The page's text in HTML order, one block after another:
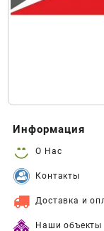
Информация
О Нас
Контакты
Доставка и
Наши объекты